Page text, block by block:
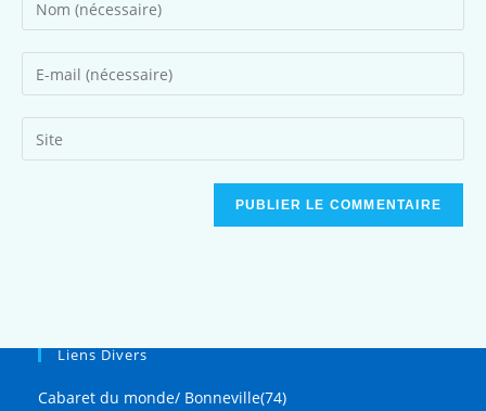
Liens Divers
Cabaret du monde/ Bonneville(74)